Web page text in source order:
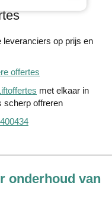
leveranciers op prijs en
offertes
met elkaar in
scherp offreren
onderhoud van